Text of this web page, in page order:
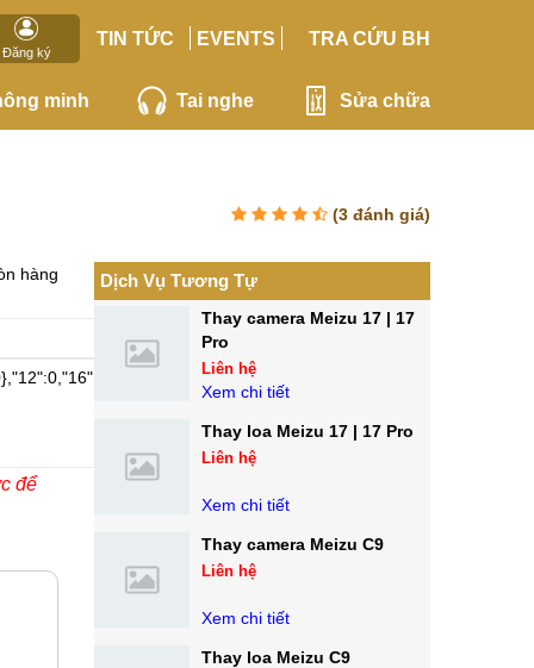
Đăng ký
TIN TỨC EVENTS TRA CỨU BH
minh Tai nghe Sửa chữa
(3 đánh giá)
hàng
kiện
để
Dịch Vụ Tương Tự
Thay camera Meizu 17 | 17
Pro
Liên hệ
Xem chi tiết
Thay loa Meizu 17 | 17 Pro
Liên hệ
Xem chi tiết
Thay camera Meizu C9
Liên hệ
Xem chi tiết
Thay loa Meizu C9